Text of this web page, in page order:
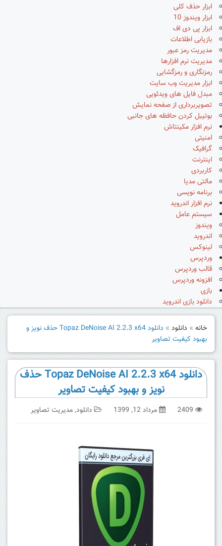
ابزار حذف کلی
ابزار ویندوز 10
ابزار پی دی اف
بازیابی اطلاعات
مدیریت رمز عبور
مدیریت نرم افزارها
رمزنگاری و رمزگشایی
ابزار مدیریت وب سایت
مبدل فایل های ویدئویی
تصویربرداری از صفحه نمایش
بوتیبل کردن حافظه های جانبی
نرم افزار مکینتاش
امنیتی
گرافیک
اینترنت
کاربردی
مالتی مدیا
برنامه نویسی
نرم افزار اندروید
سیستم عامل
ویندوز
اندروید
لینوکس
وردپرس
قالب وردپرس
افزونه وردپرس
بازی
دانلود بازی اندروید
خانه » دانلود »
دانلود Topaz DeNoise AI 2.2.3 x64 حذف نویز و
بهبود کیفیت تصاویر
دانلود Topaz DeNoise AI 2.2.3 x64 حذف
نویز و بهبود کیفیت تصاویر
2409 مرداد 12, 1399 دانلود,مدیریت تصاویر